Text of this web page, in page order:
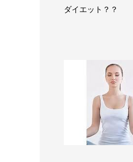
ダイエット？？